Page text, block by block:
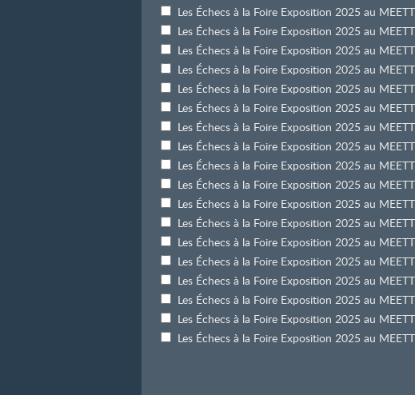
Les Échecs à la Foire Exposition 2025 au
Les Échecs à la Foire Exposition 2025 au
Les Échecs à la Foire Exposition 2025 au
Les Échecs à la Foire Exposition 2025 au
Les Échecs à la Foire Exposition 2025 au
Les Échecs à la Foire Exposition 2025 au
Les Échecs à la Foire Exposition 2025 au
Les Échecs à la Foire Exposition 2025 au
Les Échecs à la Foire Exposition 2025 au
Les Échecs à la Foire Exposition 2025 au
Les Échecs à la Foire Exposition 2025 au
Les Échecs à la Foire Exposition 2025 au
Les Échecs à la Foire Exposition 2025 au
Les Échecs à la Foire Exposition 2025 au
Les Échecs à la Foire Exposition 2025 au
Les Échecs à la Foire Exposition 2025 au
Les Échecs à la Foire Exposition 2025 au
Les Échecs à la Foire Exposition 2025 au